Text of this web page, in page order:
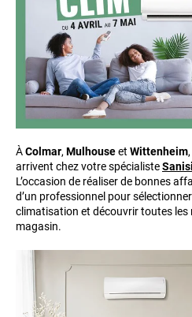
ÀColmar, Mulhouseet Wittenheim
arrivent chez votre spécialiste
L’occasion de réaliser de bonnes
d’un professionnel pour
climatisation et découvrir toutes les
magasin.